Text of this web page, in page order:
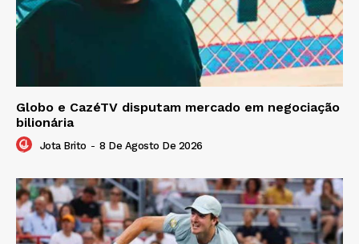
Globo e CazéTV disputam mercado em negociação
bilionária
Jota Brito - 8 De Agosto De 2026